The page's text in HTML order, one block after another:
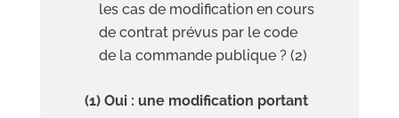
les cas de modification en cours
de contrat prévus par le code
de la commande publique ? (2)
(1) Oui : une modification portant